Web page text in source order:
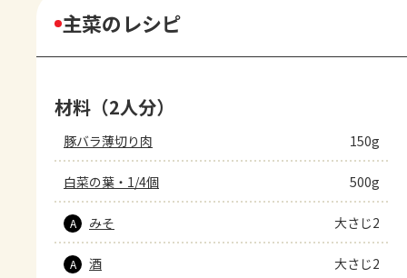
主菜のレシピ
材料（2人分）
豚バラ薄切り肉 150g
白菜の葉・1/4個 500g
A みそ 大さじ2
A 酒 大さじ2